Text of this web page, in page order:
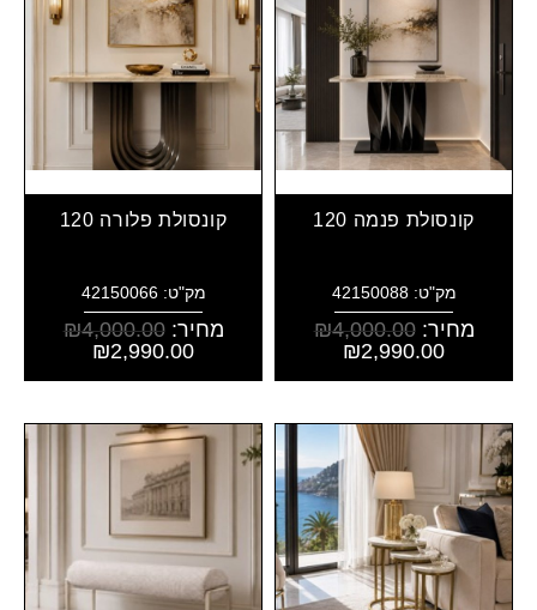
קונסולת פנמה 120
מק"ט: 42150088
מחיר: ₪4,000.00
₪2,990.00
קונסולת פלורה 120
מק"ט: 42150066
מחיר: ₪4,000.00
₪2,990.00